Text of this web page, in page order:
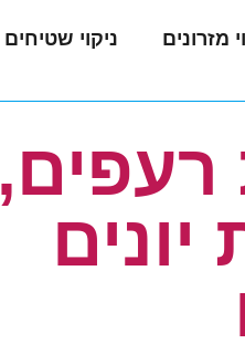
מזרונים ניקוי שטיחים
רעפים,
יונים